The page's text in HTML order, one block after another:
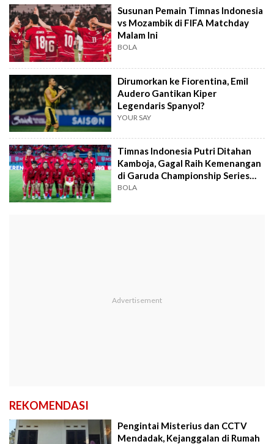
Susunan Pemain Timnas Indonesia
vs Mozambik di FIFA Matchday
Malam Ini
BOLA
Dirumorkan ke Fiorentina, Emil
Audero Gantikan Kiper
Legendaris Spanyol?
YOUR SAY
Timnas Indonesia Putri Ditahan
Kamboja, Gagal Raih Kemenangan
di Garuda Championship Series
2026
BOLA
REKOMENDASI
Pengintai Misterius dan CCTV
Mendadak, Kejanggalan di Rumah